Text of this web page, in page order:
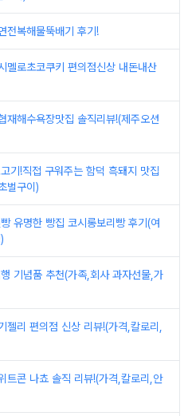
전복해물뚝배기 후기!
로초코쿠키 편의점신상 내돈내산
재해수욕장맛집 솔직리뷰!(제주오션
기!직접 구워주는 함덕 흑돼지 맛집
벌구이)
유명한 빵집 코시롱보리빵 후기(여
기념품 추천(가족,회사 과자선물,가
리 편의점 신상 리뷰!(가격,칼로리,
트콘 나쵸 솔직 리뷰!(가격,칼로리,안